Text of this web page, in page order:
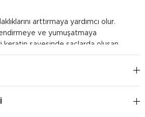
arttırmaya yardımcı olur.
ve yumuşatmaya
keratin sayesinde saçlarda oluşan